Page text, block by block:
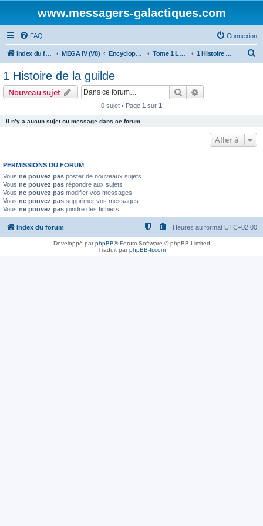
www.messagers-galactiques.com
FAQ Connexion
Index du forum MEGA IV (V8) Encyclopédie (V8) Tome 1 La Guilde 1 Histoire de la guilde
1 Histoire de la guilde
Nouveau sujet Rechercher
0 sujet • Page 1 sur 1
Il n’y a aucun sujet ou message dans ce forum.
Aller à
PERMISSIONS DU FORUM
Vous ne pouvez pas poster de nouveaux sujets
Vous ne pouvez pas répondre aux sujets
Vous ne pouvez pas modifier vos messages
Vous ne pouvez pas supprimer vos messages
Vous ne pouvez pas joindre des fichiers
Index du forum Heures au format UTC+02:00
Développé parphpBB® Forum Software © phpBB Limited
Traduit parphpBB-fr.com